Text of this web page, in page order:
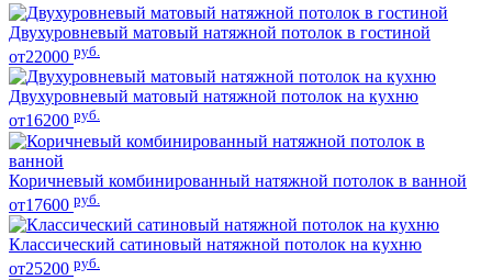
Двухуровневый матовый натяжной потолок в гостиной
от22000 руб.
Двухуровневый матовый натяжной потолок на кухню
от16200 руб.
Коричневый комбинированный натяжной потолок в ванной
от17600 руб.
Классический сатиновый натяжной потолок на кухню
от25200 руб.